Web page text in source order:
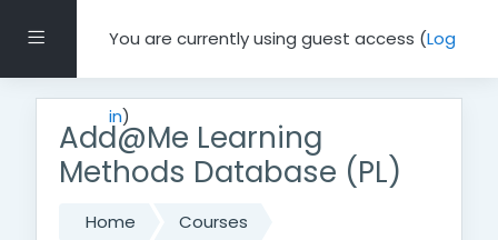
Side panelYou are currently using guest access (Log
in)
Add@Me Learning
Methods Database (PL)
Home
Courses